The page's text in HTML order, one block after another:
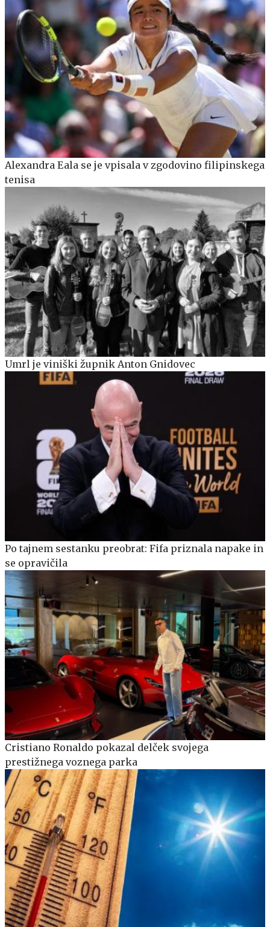
Alexandra Eala se je vpisala v zgodovino filipinskega
tenisa
Umrl je viniški župnik Anton Gnidovec
Po tajnem sestanku preobrat: Fifa priznala napake in
se opravičila
Cristiano Ronaldo pokazal delček svojega
prestižnega voznega parka